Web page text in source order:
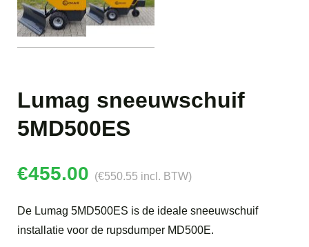
Lumag sneeuwschuif
5MD500ES
€455.00 (€550.55 incl. BTW)
De Lumag 5MD500ES is de ideale sneeuwschuif
installatie voor de rupsdumper MD500E.